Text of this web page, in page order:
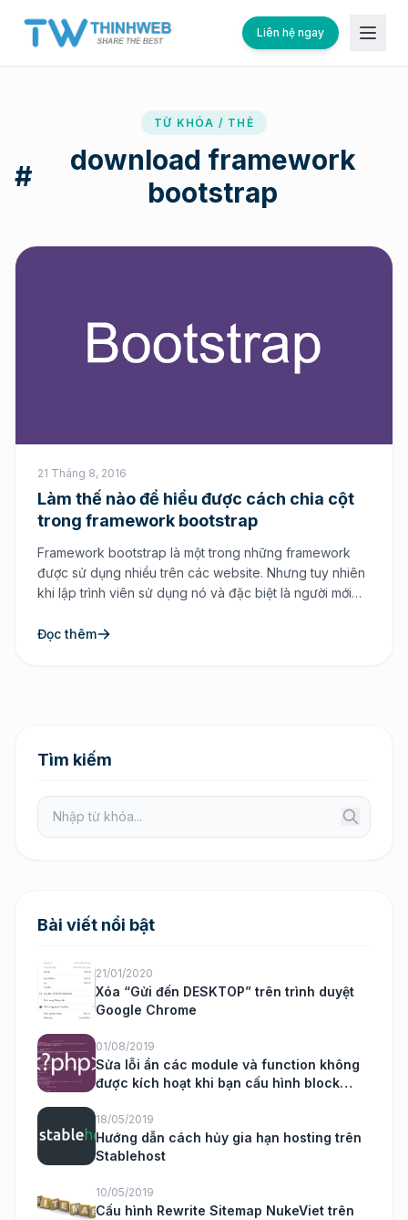
Liên hệ ngay
TỪ KHÓA / THẺ
#
download framework
bootstrap
21 Tháng 8, 2016
Làm thế nào để hiểu được cách chia cột
trong framework bootstrap
Framework bootstrap là một trong những framework
được sử dụng nhiều trên các website. Nhưng tuy nhiên
khi lập trình viên sử dụng nó và đặc biệt là người mới
gặp không ít khó khăn và bỡ ngỡ bởi cách viết của
Đọc thêm
Tìm kiếm
Bài viết nổi bật
21/01/2020
Xóa “Gửi đến DESKTOP” trên trình duyệt
Google Chrome
01/08/2019
Sửa lỗi ẩn các module và function không
được kích hoạt khi bạn cấu hình block
18/05/2019
Hướng dẫn cách hủy gia hạn hosting trên
Stablehost
10/05/2019
Cấu hình Rewrite Sitemap NukeViet trên